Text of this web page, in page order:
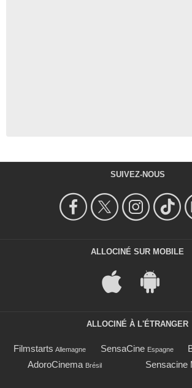
SUIVEZ-NOUS
ALLOCINÉ SUR MOBILE
ALLOCINÉ À L'ÉTRANGER
Filmstarts Allemagne SensaCine Espagne
AdoroCinema Brésil Sensacine